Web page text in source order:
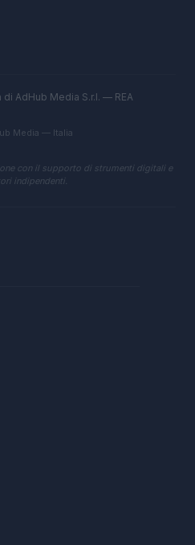
AdHub Media S.r.l. — REA
Media — Italia
con il supporto di strumenti digitali e
indipendenti.